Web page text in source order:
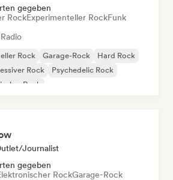
gegeben
RockExperimenteller RockFunk
Rock Garage-Rock
Hard Rock
Rock
Psychedelic Rock
Rock
Journalist
gegeben
RockGarage-Rock